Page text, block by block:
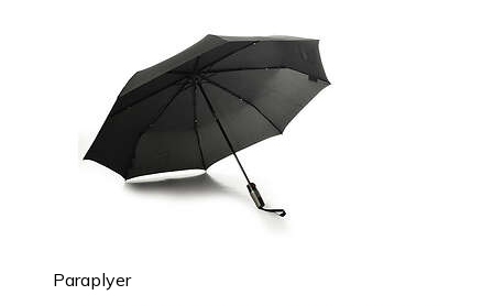
Paraplyer